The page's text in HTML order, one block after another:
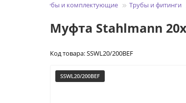
Трубы и комплектующие Трубы и фитинги
Муфта Stahlmann
Код товара: SSWL20/200BEF
SSWL20/200BEF